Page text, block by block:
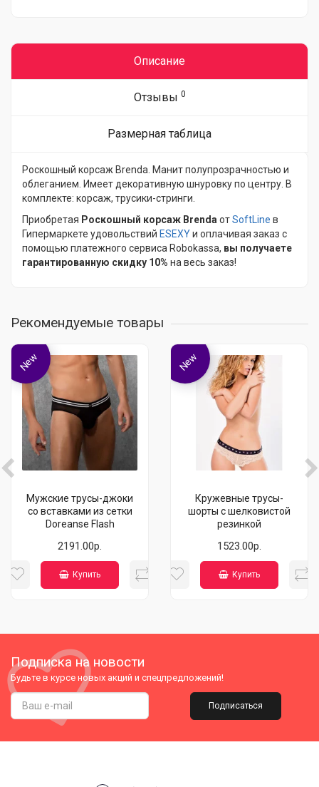
Описание
Отзывы 0
Размерная таблица
Роскошный корсаж Brenda. Манит полупрозрачностью и
облеганием. Имеет декоративную шнуровку по центру. В
комплекте: корсаж, трусики-стринги.
Приобретая Роскошный корсаж Brenda отSoftLine в
Гипермаркете удовольствий ESEXYи оплачивая заказ с
помощью платежного сервиса Robokassa, вы получаете
гарантированную скидку 10% на весь заказ!
Рекомендуемые товары
New
Мужские трусы-джоки
со вставками из сетки
Doreanse Flash
2191.00р.
Купить
New
Кружевные трусы-
шорты с шелковистой
резинкой
1523.00р.
Купить
Подписка на новости
Будьте в курсе новых акций и спецпредложений!
Подписаться